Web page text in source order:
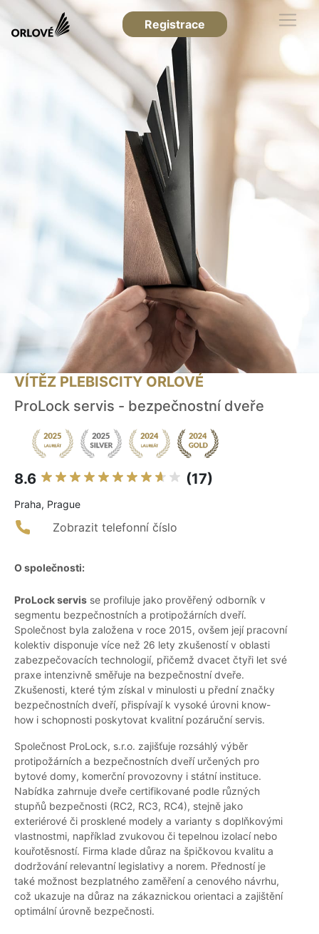
Registrace
VÍTĚZ PLEBISCITY ORLOVÉ
ProLock servis - bezpečnostní dveře
8.6 (17)
Praha, Prague
Zobrazit telefonní číslo
O společnosti:
ProLock servis se profiluje jako prověřený odborník v
segmentu bezpečnostních a protipožárních dveří.
Společnost byla založena v roce 2015, ovšem její pracovní
kolektiv disponuje více než 26 lety zkušeností v oblasti
zabezpečovacích technologií, přičemž dvacet čtyři let své
praxe intenzivně směřuje na bezpečnostní dveře.
Zkušenosti, které tým získal v minulosti u přední značky
bezpečnostních dveří, přispívají k vysoké úrovni know-
how i schopnosti poskytovat kvalitní pozáruční servis.
Společnost ProLock, s.r.o. zajišťuje rozsáhlý výběr
protipožárních a bezpečnostních dveří určených pro
bytové domy, komerční provozovny i státní instituce.
Nabídka zahrnuje dveře certifikované podle různých
stupňů bezpečnosti (RC2, RC3, RC4), stejně jako
exteriérové či prosklené modely a varianty s doplňkovými
vlastnostmi, například zvukovou či tepelnou izolací nebo
kouřotěsností. Firma klade důraz na špičkovou kvalitu a
dodržování relevantní legislativy a norem. Předností je
také možnost bezplatného zaměření a cenového návrhu,
což ukazuje na důraz na zákaznickou orientaci a zajištění
optimální úrovně bezpečnosti.